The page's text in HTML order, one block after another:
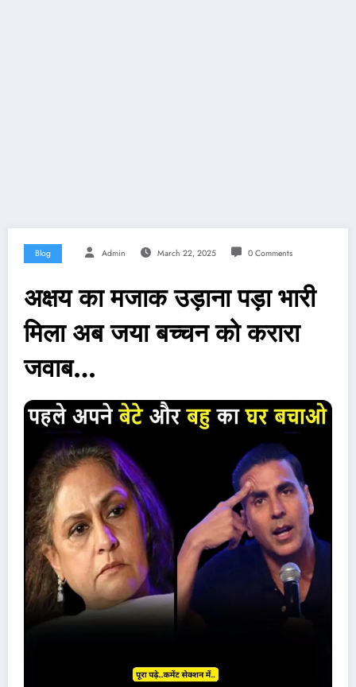
Blog Admin March 22, 2025 0 Comments
अक्षय का मजाक उड़ाना पड़ा भारी
मिला अब जया बच्चन को करारा
जवाब…